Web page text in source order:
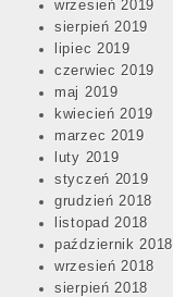
wrzesień 2019
sierpień 2019
lipiec 2019
czerwiec 2019
maj 2019
kwiecień 2019
marzec 2019
luty 2019
styczeń 2019
grudzień 2018
listopad 2018
październik 2018
wrzesień 2018
sierpień 2018